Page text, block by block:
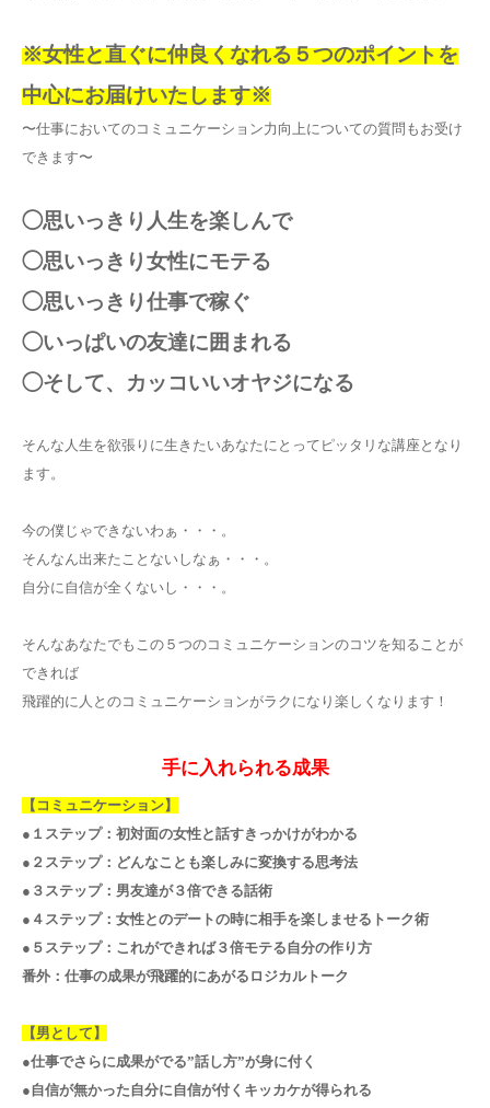
※女性と直ぐに仲良くなれる５つのポイントを
中心にお届けいたします※
〜仕事においてのコミュニケーション力向上についての質問もお受け
できます〜
◯思いっきり人生を楽しんで
◯思いっきり女性にモテる
◯思いっきり仕事で稼ぐ
◯いっぱいの友達に囲まれる
◯そして、カッコいいオヤジになる
そんな人生を欲張りに生きたいあなたにとってピッタリな講座となり
ます。
今の僕じゃできないわぁ・・・。
そんなん出来たことないしなぁ・・・。
自分に自信が全くないし・・・。
そんなあなたでもこの５つのコミュニケーションのコツを知ることが
できれば
飛躍的に人とのコミュニケーションがラクになり楽しくなります！
手に入れられる成果
【コミュニケーション】
●１ステップ：初対面の女性と話すきっかけがわかる
●２ステップ：どんなことも楽しみに変換する思考法
●３ステップ：男友達が３倍できる話術
●４ステップ：女性とのデートの時に相手を楽しませるトーク術
●５ステップ：これができれば３倍モテる自分の作り方
番外：仕事の成果が飛躍的にあがるロジカルトーク
【男として】
●仕事でさらに成果がでる”話し方”が身に付く
●自信が無かった自分に自信が付くキッカケが得られる